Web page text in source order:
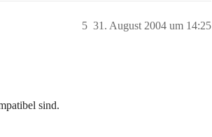
31. August 2004 um 14:25
5
sind.